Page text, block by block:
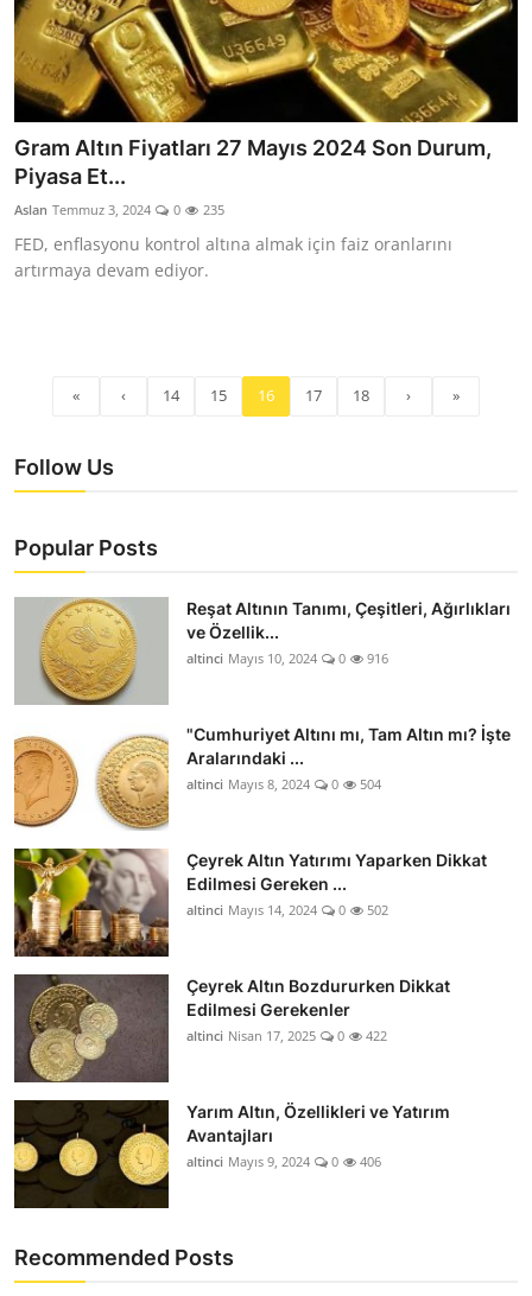
Gram Altın Fiyatları 27 Mayıs 2024 Son Durum,
Piyasa Et...
Aslan Temmuz 3, 2024 0 235
FED, enflasyonu kontrol altına almak için faiz oranlarını
artırmaya devam ediyor.
« ‹ 14 15 16 17 18 › »
Follow Us
Popular Posts
Reşat Altının Tanımı, Çeşitleri, Ağırlıkları
ve Özellik...
altinci Mayıs 10, 2024 0 916
"Cumhuriyet Altını mı, Tam Altın mı? İşte
Aralarındaki ...
altinci Mayıs 8, 2024 0 504
Çeyrek Altın Yatırımı Yaparken Dikkat
Edilmesi Gereken ...
altinci Mayıs 14, 2024 0 502
Çeyrek Altın Bozdururken Dikkat
Edilmesi Gerekenler
altinci Nisan 17, 2025 0 422
Yarım Altın, Özellikleri ve Yatırım
Avantajları
altinci Mayıs 9, 2024 0 406
Recommended Posts